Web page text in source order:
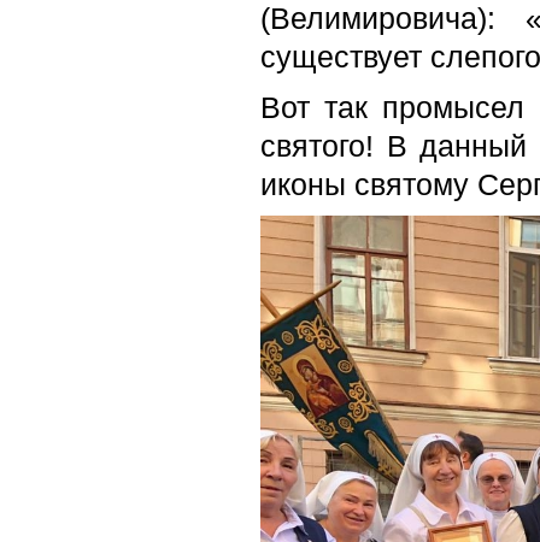
(Велимировича):
существует
Вот так
святого! В данный
иконы святому